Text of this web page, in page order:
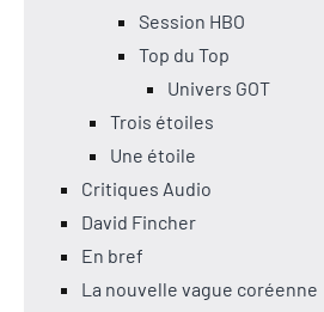
Session HBO
Top du Top
Univers GOT
Trois étoiles
Une étoile
Critiques Audio
David Fincher
En bref
La nouvelle vague coréenne